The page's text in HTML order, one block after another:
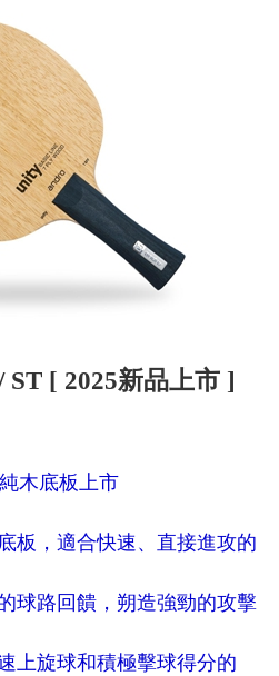
[ 2025新品上市 ]
木底板上市
板，適合快速、直接進攻的
球路回饋，朔造強勁的攻擊
上旋球和積極擊球得分的